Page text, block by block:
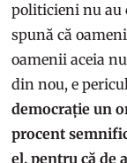
politicieni nu au
spună că
oamenii aceia
din nou, e
democrație un
procent
el, pentru că de